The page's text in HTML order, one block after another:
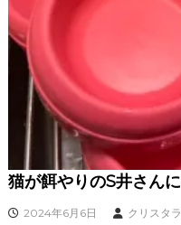
猫が餌やりのS井さん
2024年6月6日 クリスタ